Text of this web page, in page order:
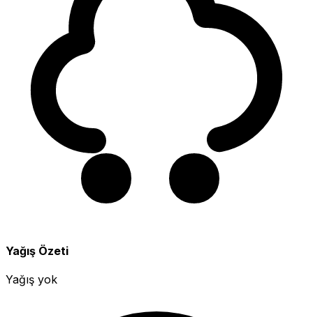
Yağış Özeti
Yağış yok